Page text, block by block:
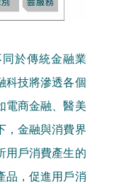
於傳統金融業
科技將滲透各個
電商金融、醫美
，金融與消費界
用戶消費產生的
品，促進用戶消